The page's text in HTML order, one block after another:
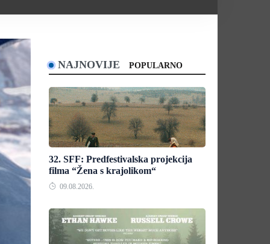
NAJNOVIJE POPULARNO
32. SFF: Predfestivalska projekcija
filma “Žena s krajolikom“
09.08.2026.